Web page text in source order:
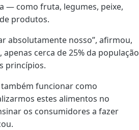
— como fruta, legumes, peixe,
produtos.
absolutamente nosso”, afirmou,
cerca de 25% da população
princípios.
funcionar como
estes alimentos no
os consumidores a fazer